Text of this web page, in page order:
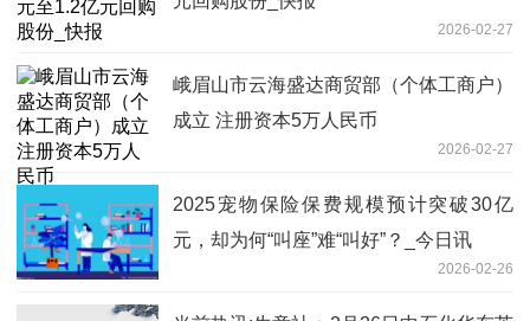
2026-02-27
峨眉山市云海盛达商贸部（个体工商户）
成立 注册资本5万人民币
2026-02-27
2025宠物保险保费规模预计突破30亿
元，却为何“叫座”难“叫好”？_今日讯
2026-02-26